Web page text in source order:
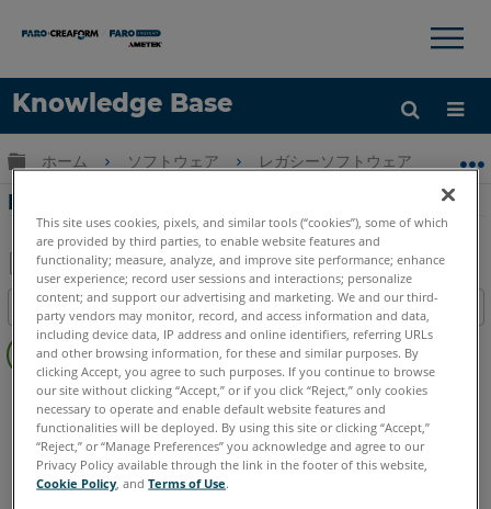
Knowledge Base
言語
×
グローバル階層を展開/折りたたむ
ホーム ソフトウェア レガシーソフトウェア レ
DisToPlanの主な機能の紹介
PDF
と
し
て
目次
ッ
CAD Plugin DisToPlan
英語
This site uses cookies, pixels, and similar tools (“cookies”), some of which
are provided by third parties, to enable website features and
functionality; measure, analyze, and improve site performance; enhance
user experience; record user sessions and interactions; personalize
content; and support our advertising and marketing. We and our third-
party vendors may monitor, record, and access information and data,
including device data, IP address and online identifiers, referring URLs
and other browsing information, for these and similar purposes. By
clicking Accept, you agree to such purposes. If you continue to browse
our site without clicking “Accept,” or if you click “Reject,” only cookies
necessary to operate and enable default website features and
functionalities will be deployed. By using this site or clicking “Accept,”
“Reject,” or “Manage Preferences” you acknowledge and agree to our
Privacy Policy available through the link in the footer of this website,
Cookie Policy , andTerms of Use.